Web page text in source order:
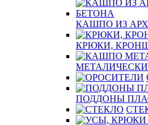
КАШПО ИЗ
КРЮКИ,
ПОДДОНЫ